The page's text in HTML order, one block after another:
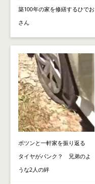
築100年の家を修繕するひでお
さん
ポツンと一軒家を振り返る
タイヤがパンク？ 兄弟のよ
うな2人の絆